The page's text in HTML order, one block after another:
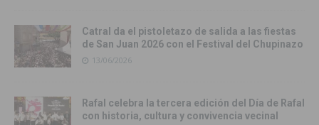
Catral da el pistoletazo de salida a las fiestas
de San Juan 2026 con el Festival del Chupinazo
13/06/2026
Rafal celebra la tercera edición del Día de Rafal
con historia, cultura y convivencia vecinal